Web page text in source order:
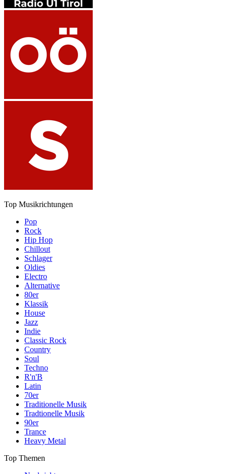
Top Musikrichtungen
Pop
Rock
Hip Hop
Chillout
Schlager
Oldies
Electro
Alternative
80er
Klassik
House
Jazz
Indie
Classic Rock
Country
Soul
Techno
R'n'B
Latin
70er
Traditionelle Musik
Tradtionelle Musik
90er
Trance
Heavy Metal
Top Themen